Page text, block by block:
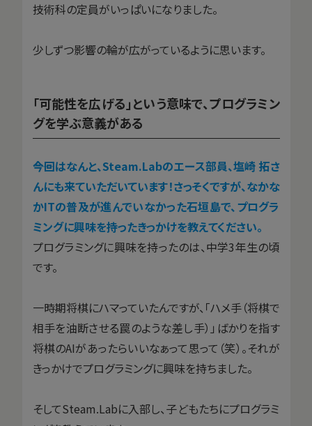
技術科の定員がいっぱいになりました。
少しずつ影響の輪が広がっているように思います。
「可能性を広げる」という意味で、プログラミン
グを学ぶ意義がある
――今回はなんと、Steam.Labのエース部員、塩崎 拓さ
んにも来ていただいています！さっそくですが、なかな
かITの普及が進んでいなかった石垣島で、プログラ
ミングに興味を持ったきっかけを教えてください。
プログラミングに興味を持ったのは、中学3年生の頃
です。
一時期将棋にハマっていたんですが、「ハメ手（将棋で
相手を油断させる罠のような差し手）」ばかりを指す
将棋のAIがあったらいいなぁって思って（笑）。それが
きっかけでプログラミングに興味を持ちました。
そしてSteam.Labに入部し、子どもたちにプログラミ